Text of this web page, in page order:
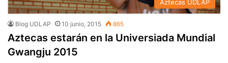
Aztecas UDLAP
Blog UDLAP 10 junio, 2015 865
Aztecas estarán en la Universiada Mundial
Gwangju 2015